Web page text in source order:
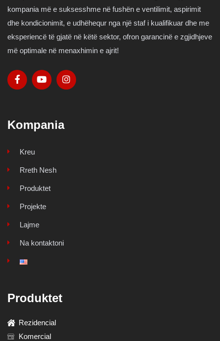
kompania më e suksesshme në fushën e ventilimit, aspirimit
dhe kondicionimit, e udhëhequr nga një staf i kualifikuar dhe me
eksperiencë të gjatë në këtë sektor, ofron garancinë e zgjidhjeve
më optimale në menaxhimin e ajrit!
Kompania
Kreu
Rreth Nesh
Produktet
Projekte
Lajme
Na kontaktoni
Produktet
Rezidencial
Komercial